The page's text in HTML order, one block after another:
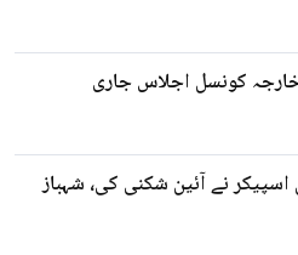
خارجہ کونسل اجلاس جاری
نے آئین شکنی کی، شہباز